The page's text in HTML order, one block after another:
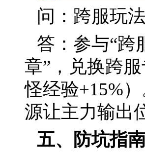
问：跨服玩
答：参与“跨
章”，兑换跨
怪经验+15%
源让主力输出
五、防坑指